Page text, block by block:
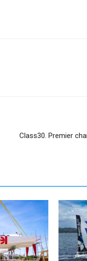
Class30. Premier